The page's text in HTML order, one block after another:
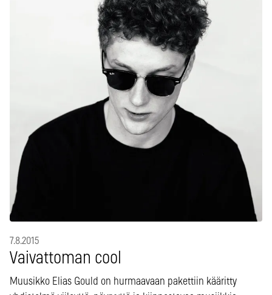
7.8.2015
Vaivattoman cool
Muusikko Elias Gould on hurmaavaan pakettiin kääritty